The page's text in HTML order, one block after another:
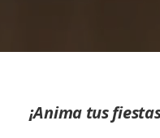
¡Anima tus